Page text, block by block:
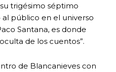
trigésimo séptimo
público en el universo
Santana, es donde
de los cuentos”.
de Blancanieves con